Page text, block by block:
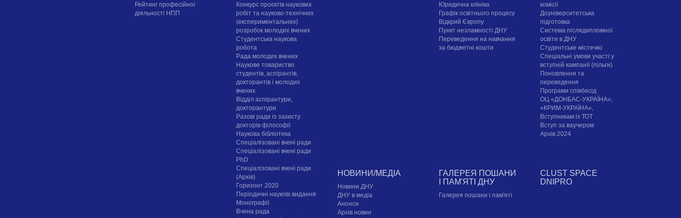
Рейтинг професійної
діяльності НПП
Конкурс проєктів наукових
робіт та науково-технічних
(експериментальних)
розробок молодих вчених
Студентська наукова
робота
Рада молодих вчених
Наукове товариство
студентів, аспірантів,
докторантів і молодих
вчених
Відділ аспірантури,
докторантури
Разові ради із захисту
докторів філософії
Наукова бібліотека
Спеціалізовані вчені ради
Спеціалізовані вчені ради
PhD
Спеціалізовані вчені ради
(Архів)
Горизонт 2020
Періодичні наукові видання
Монографії
Вчена рада
Юридична клініка
Графік освітнього процесу
Відкрий Європу
Пункт незламності ДНУ
Переведення на навчання
за бюджетні кошти
комісії
Доуніверситетська
підготовка
Система післядипломної
освіти в ДНУ
Cтудентське містечко
Спеціальні умови участі у
вступній кампанії (пільги)
Поновлення та
переведення
Програми співбесід
ОЦ «ДОНБАС-УКРАЇНА»,
«КРИМ-УКРАЇНА»,
Вступникам із ТОТ
Вступ за ваучером
Архів 2024
НОВИНИ/МЕДІА
Новини ДНУ
ДНУ в медіа
Анонси
Архів новин
ГАЛЕРЕЯ ПОШАНИ
І ПАМ'ЯТІ ДНУ
Галерея пошани і пам'яті
CLUST SPACE
DNIPRO